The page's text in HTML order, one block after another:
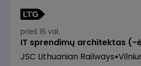
prieš 16 val.
IT sprendimų architektas (-
JSC Lithuanian Railways